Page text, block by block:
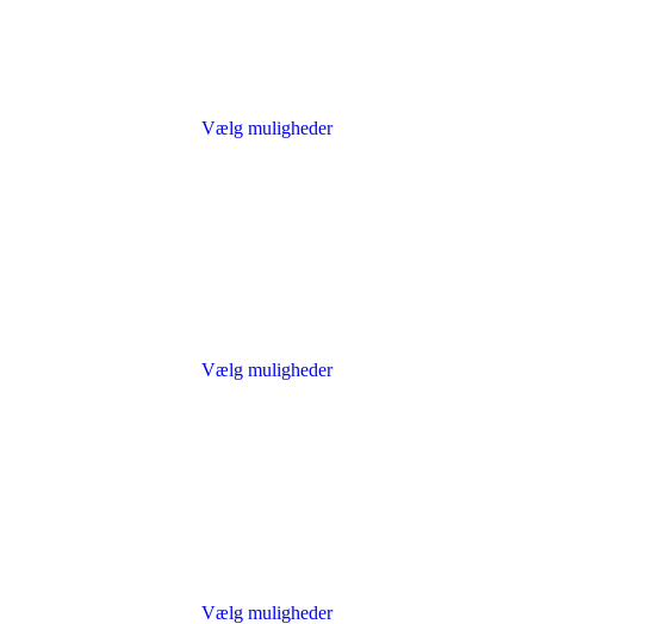
Vælg muligheder
Vælg muligheder
Vælg muligheder